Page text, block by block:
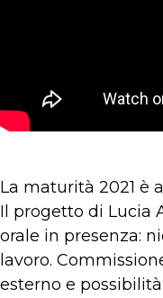
La maturità 2021 è
Il progetto di Lucia
orale in presenza:
lavoro.
esterno e